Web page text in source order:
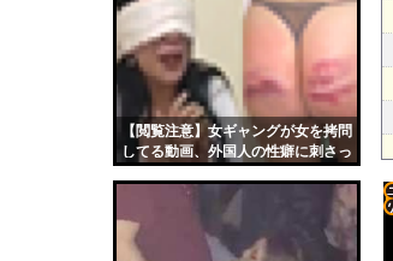
【閲覧注意】女ギャングが女を拷問
してる動画、外国人の性癖に刺さっ
ツー
ル